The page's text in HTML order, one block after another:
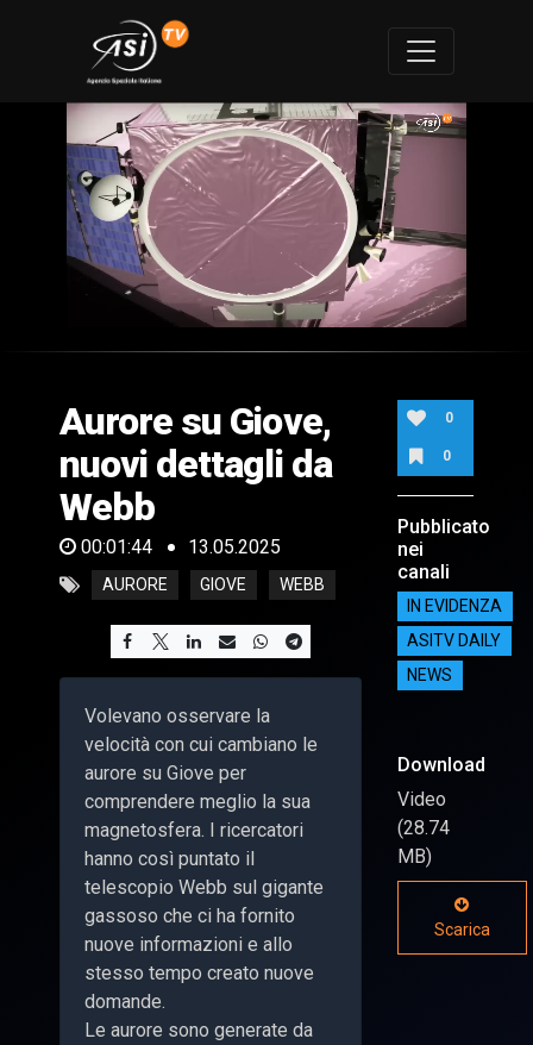
of
44
seconds
Aurore su Giove,
nuovi dettagli da
Webb
00:01:44 13.05.2025
AURORE GIOVE WEBB
Volevano osservare la
velocità con cui cambiano le
aurore su Giove per
comprendere meglio la sua
magnetosfera. I ricercatori
hanno così puntato il
telescopio Webb sul gigante
gassoso che ci ha fornito
nuove informazioni e allo
stesso tempo creato nuove
domande.
Le aurore sono generate da
0
0
Pubblicato
nei
canali
IN EVIDENZA
ASITV DAILY
NEWS
Download
Video
(28.74
MB)
Scarica